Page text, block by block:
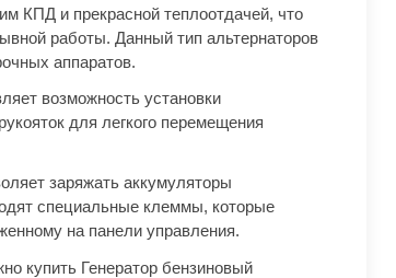
КПД и прекрасной теплоотдачей, что
работы. Данный тип альтернаторов
аппаратов.
возможность установки
для легкого перемещения
заряжать аккумуляторы
специальные клеммы, которые
на панели управления.
купить Генератор бензиновый